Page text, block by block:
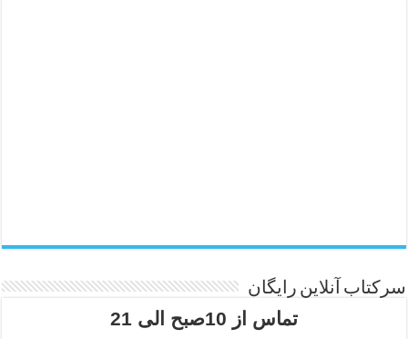
سرکتاب آنلاین رایگان
تماس از 10صبح الی 21